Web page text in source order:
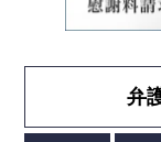
弁